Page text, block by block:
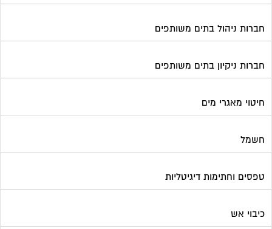
חברות ניהול בתים משותפים
חברות ניקיון בתים משותפים
חיטוי מאגרי מים
חשמל
טפסים וחתימות דיגיטליות
כיבוי אש